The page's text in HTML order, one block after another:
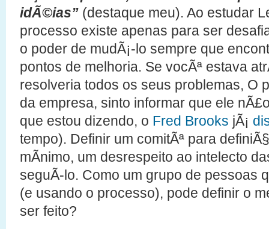
idÃ©ias” (destaque meu). Ao estudar
processo existe apenas para ser
o poder de mudÃ¡-lo sempre que
pontos de melhoria. Se vocÃª estava
resolveria todos os seus problemas, O
da empresa, sinto informar que ele
que estou dizendo, o Fred Brooks jÃ¡
tempo). Definir um comitÃª para
mÃ­nimo, um desrespeito ao intelecto
seguÃ­-lo. Como um grupo de pessoas
(e usando o processo), pode definir o
ser feito?